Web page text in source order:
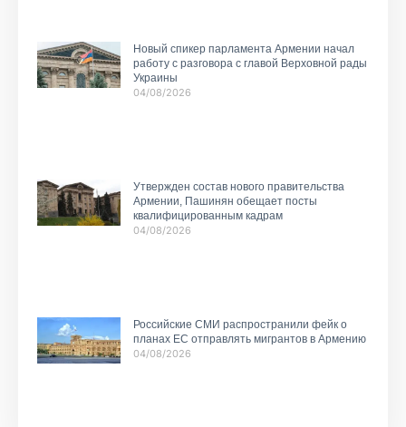
Новый спикер парламента Армении начал
работу с разговора с главой Верховной рады
Украины
04/08/2026
Утвержден состав нового правительства
Армении, Пашинян обещает посты
квалифицированным кадрам
04/08/2026
Российские СМИ распространили фейк о
планах ЕС отправлять мигрантов в Армению
04/08/2026